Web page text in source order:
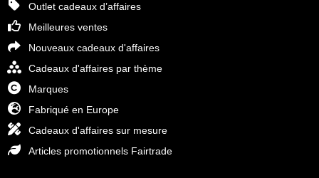
Outlet cadeaux d’affaires
Meilleures ventes
Nouveaux cadeaux d'affaires
Cadeaux d'affaires par thème
Marques
Fabriqué en Europe
Cadeaux d'affaires sur mesure
Articles promotionnels Fairtrade